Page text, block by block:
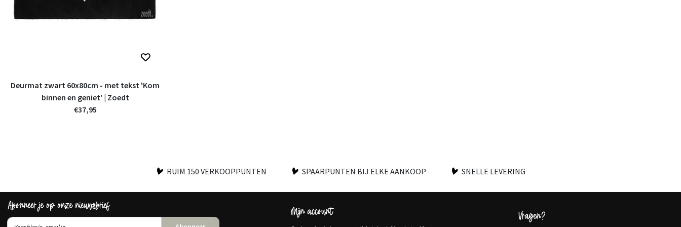
Deurmat zwart 60x80cm - met tekst 'Kom
binnen en geniet' | Zoedt
€37,95
RUIM 150 VERKOOPPUNTEN SPAARPUNTEN BIJ ELKE AANKOOP SNELLE LEVERING
Abonneer je op onze nieuwsbrief
Mijn account Vragen?